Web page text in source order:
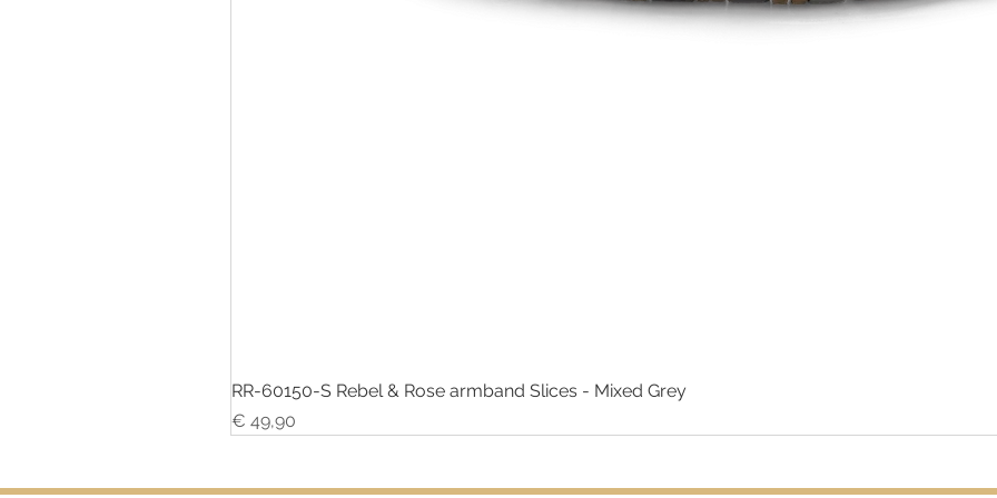
RR-60150-S Rebel & Rose armband Slices - Mixed Grey
Prijs
€ 49,90